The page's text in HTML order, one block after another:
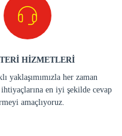
HİZMETLERİ
yaklaşımımızla her zaman
en iyi şekilde cevap
amaçlıyoruz.